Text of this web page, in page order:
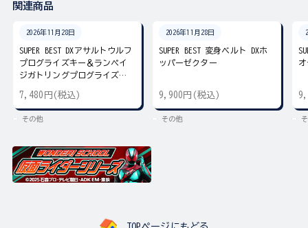
関連商品
2026年11月28日
SUPER BEST DXアサルトウルフ
プログライズキー＆ランペイ
ジガトリングプログライズキ
7,480円(税込)
その他
2026年11月28日
SUPER BEST 変身ベルト DXホ
ッパーゼクター
9,900円(税込)
その他